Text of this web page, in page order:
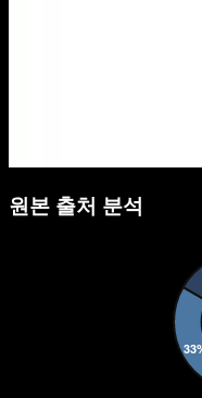
원본 출처 분석